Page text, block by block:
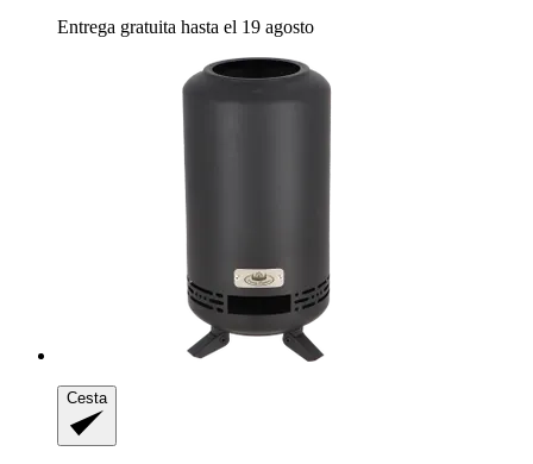
Entrega gratuita hasta el 19 agosto
Cesta